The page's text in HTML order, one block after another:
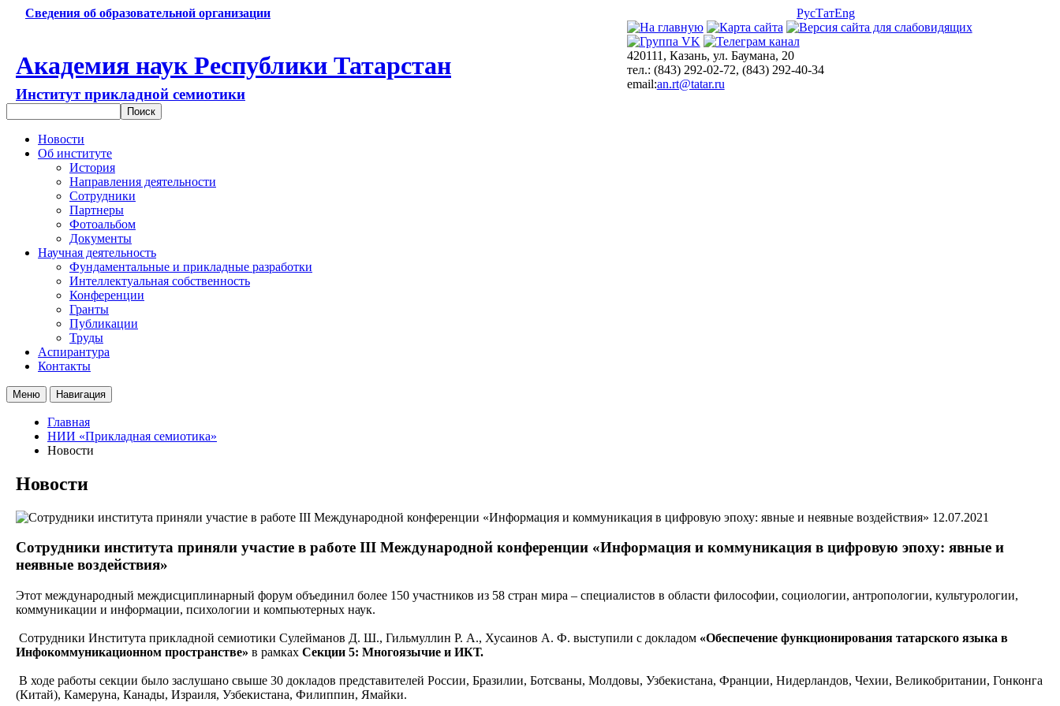
Сведения об образовательной организации РусТатEng
Академия наук Республики Татарстан
Институт прикладной семиотики
420111, Казань, ул. Баумана, 20
тел.: (843) 292-02-72, (843) 292-40-34
email:an.rt@tatar.ru
Новости
Об институте
История
Направления деятельности
Сотрудники
Партнеры
Фотоальбом
Документы
Научная деятельность
Фундаментальные и прикладные разработки
Интеллектуальная собственность
Конференции
Гранты
Публикации
Труды
Аспирантура
Контакты
Меню Навигация
Главная
НИИ «Прикладная семиотика»
Новости
Новости
12.07.2021
Сотрудники института приняли участие в работе III Международной конференции «Информация и коммуникация в цифровую эпоху: явные и
неявные воздействия»
Этот международный междисциплинарный форум объединил более 150 участников из 58 стран мира – специалистов в области философии, социологии, антропологии, культурологии,
коммуникации и информации, психологии и компьютерных наук.
Сотрудники Института прикладной семиотики Сулейманов Д. Ш., Гильмуллин Р. А., Хусаинов А. Ф. выступили с докладом «Обеспечение функционирования татарского языка в
Инфокоммуникационном пространстве» в рамках Секции 5: Многоязычие и ИКТ.
В ходе работы секции было заслушано свыше 30 докладов представителей России, Бразилии, Ботсваны, Молдовы, Узбекистана, Франции, Нидерландов, Чехии, Великобритании, Гонконга
(Китай), Камеруна, Канады, Израиля, Узбекистана, Филиппин, Ямайки.